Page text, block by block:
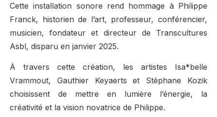
Cette installation sonore rend hommage à Philippe
Franck, historien de l’art, professeur, conférencier,
musicien, fondateur et directeur de Transcultures
Asbl, disparu en janvier 2025.
À travers cette création, les artistes Isa*belle
Vrammout, Gauthier Keyaerts et Stéphane Kozik
choisissent de mettre en lumière l’énergie, la
créativité et la vision novatrice de Philippe.